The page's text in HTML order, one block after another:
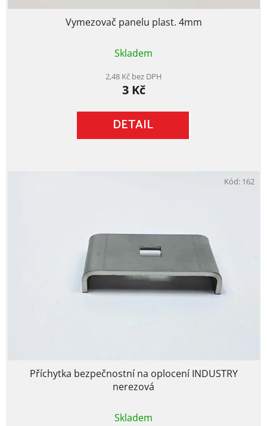
Vymezovač panelu plast. 4mm
hodnocení
je
5,0
5
hvězdiček.
Skladem
2,48 Kč bez DPH
3 Kč
DETAIL
Příchytka bezpečnostní na oplocení INDUSTRY
nerezová
hodnocení
Skladem
Kód: 162